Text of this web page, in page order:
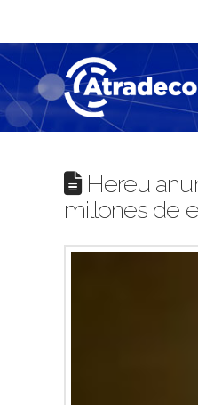
Hereu
millones de